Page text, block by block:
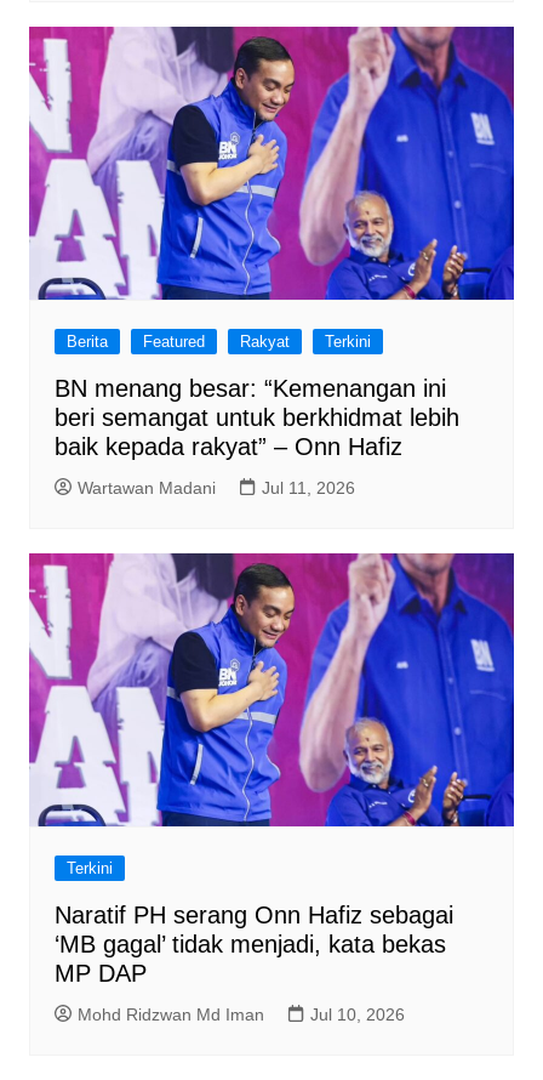
Berita Featured Rakyat Terkini
BN menang besar: “Kemenangan ini
beri semangat untuk berkhidmat lebih
baik kepada rakyat” – Onn Hafiz
Wartawan Madani Jul 11, 2026
Terkini
Naratif PH serang Onn Hafiz sebagai
‘MB gagal’ tidak menjadi, kata bekas
MP DAP
Mohd Ridzwan Md Iman Jul 10, 2026